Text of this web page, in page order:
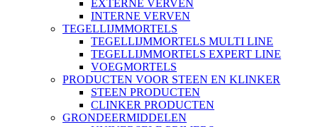
EXTERNE VERVEN
INTERNE VERVEN
TEGELLIJMMORTELS
TEGELLIJMMORTELS MULTI LINE
TEGELLIJMMORTELS EXPERT LINE
VOEGMORTELS
PRODUCTEN VOOR STEEN EN KLINKER
STEEN PRODUCTEN
CLINKER PRODUCTEN
GRONDEERMIDDELEN